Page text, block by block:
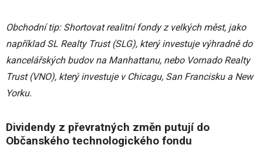
Obchodní tip: Shortovat realitní fondy z velkých měst, jako
například SL Realty Trust (SLG), který investuje výhradně do
kancelářských budov na Manhattanu, nebo Vornado Realty
Trust (VNO), který investuje v Chicagu, San Francisku a New
Yorku.
Dividendy z převratných změn putují do
Občanského technologického fondu